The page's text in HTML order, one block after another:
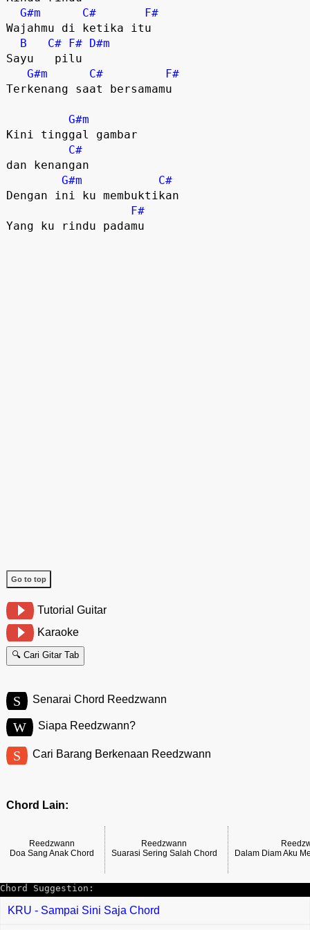
G#m
C#
F#
Wajahmu di ketika itu
B
C# F# D#m
Sayu   pilu
G#m
C#
F#
Terkenang saat bersamamu
G#m
Kini tinggal gambar
C#
dan kenangan
G#m
C#
Dengan ini ku membuktikan
F#
Yang ku rindu padamu
Go to top
Tutorial Guitar
Karaoke
🔍 Cari Gitar Tab
S Senarai Chord Reedzwann
W Siapa Reedzwann?
S Cari Barang Berkenaan Reedzwann
Chord Lain:
Reedzwann
Doa Sang Anak Chord
Reedzwann
Suarasi Sering Salah Chord
Dalam Diam Aku
Chord Suggestion:
KRU - Sampai Sini Saja Chord